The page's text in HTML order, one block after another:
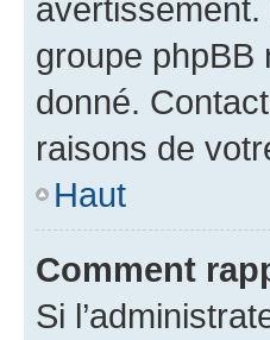
avertissement.
groupe phpBB
donné.
raisons de
Haut
Comment
Si